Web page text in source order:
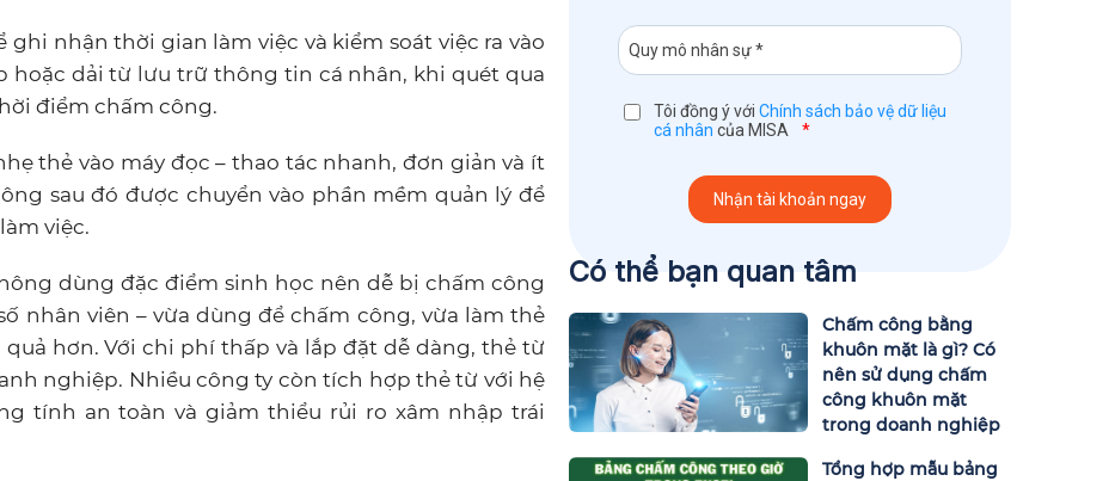
ghi nhận thời gian làm việc và kiểm soát việc ra vào
hoặc dải từ lưu trữ thông tin cá nhân, khi quét qua
điểm chấm công.
thẻ vào máy đọc – thao tác nhanh, đơn giản và ít
sau đó được chuyển vào phần mềm quản lý để
việc.
dùng đặc điểm sinh học nên dễ bị chấm công
nhân viên – vừa dùng để chấm công, vừa làm thẻ
hơn. Với chi phí thấp và lắp đặt dễ dàng, thẻ từ
nghiệp. Nhiều công ty còn tích hợp thẻ từ với hệ
tính an toàn và giảm thiểu rủi ro xâm nhập trái
Tôi đồng ý với Chính sách bảo vệ dữ liệu
cá nhân của MISA *
Có thể bạn quan tâm
Chấm công bằng
khuôn mặt là gì? Có
nên sử dụng chấm
công khuôn mặt
trong doanh nghiệp
Tổng hợp mẫu bảng